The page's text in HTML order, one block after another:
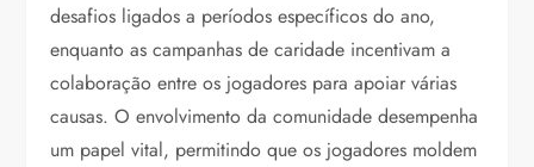
desafios ligados a períodos específicos do ano,
enquanto as campanhas de caridade incentivam a
colaboração entre os jogadores para apoiar várias
causas. O envolvimento da comunidade desempenha
um papel vital, permitindo que os jogadores moldem